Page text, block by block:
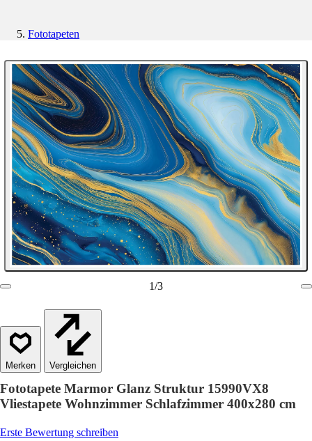
Fototapeten
1/3
Vergleichen
Fototapete Marmor Glanz Struktur 15990VX8
Vliestapete Wohnzimmer Schlafzimmer 400x280 cm
Erste Bewertung schreiben